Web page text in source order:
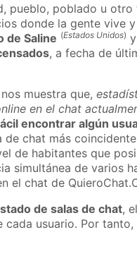
pueblo, poblado u
donde la gente vive
de Saline (Estados Unidos)
, a fecha de
muestra que,
en el chat
encontrar algún
de chat más
de habitantes que
simultánea de varios
el chat de
de salas de chat,
cada usuario. Por